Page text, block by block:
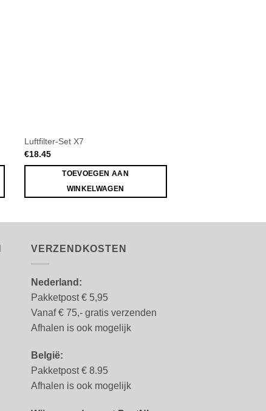
Luftfilter-Set X7
€18.45
TOEVOEGEN AAN
WINKELWAGEN
VERZENDKOSTEN
Nederland:
Pakketpost € 5,95
Vanaf € 75,- gratis verzenden
Afhalen is ook mogelijk
België:
Pakketpost € 8.95
Afhalen is ook mogelijk